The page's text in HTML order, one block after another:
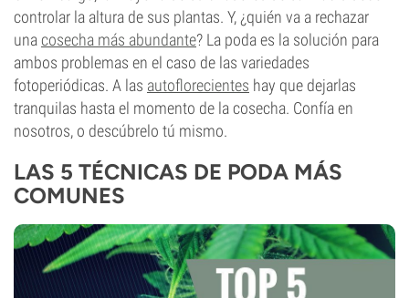
controlar la altura de sus plantas. Y, ¿quién va a rechazar
unacosecha más abundante? La poda es la solución para
ambos problemas en el caso de las variedades
fotoperiódicas. A las autoflorecientes hay que dejarlas
tranquilas hasta el momento de la cosecha. Confía en
nosotros, o descúbrelo tú mismo.
LAS 5 TÉCNICAS DE PODA MÁS
COMUNES